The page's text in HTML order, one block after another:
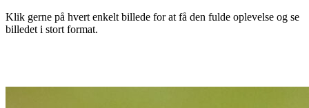
Klik gerne på hvert enkelt billede for at få den fulde oplevelse og se
billedet i stort format.